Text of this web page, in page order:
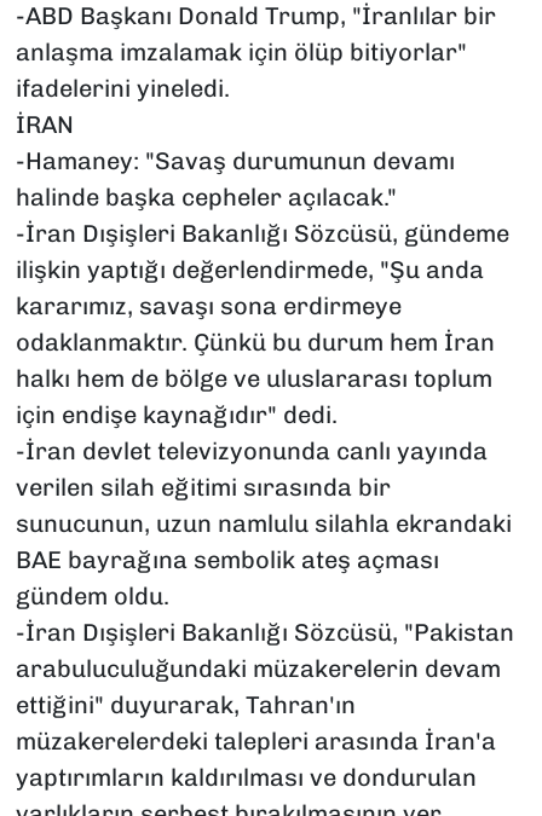
-ABD Başkanı Donald Trump, "İranlılar bir
anlaşma imzalamak için ölüp bitiyorlar"
ifadelerini yineledi.
İRAN
-Hamaney: "Savaş durumunun devamı
halinde başka cepheler açılacak."
-İran Dışişleri Bakanlığı Sözcüsü, gündeme
ilişkin yaptığı değerlendirmede, "Şu anda
kararımız, savaşı sona erdirmeye
odaklanmaktır. Çünkü bu durum hem İran
halkı hem de bölge ve uluslararası toplum
için endişe kaynağıdır" dedi.
-İran devlet televizyonunda canlı yayında
verilen silah eğitimi sırasında bir
sunucunun, uzun namlulu silahla ekrandaki
BAE bayrağına sembolik ateş açması
gündem oldu.
-İran Dışişleri Bakanlığı Sözcüsü, "Pakistan
arabuluculuğundaki müzakerelerin devam
ettiğini" duyurarak, Tahran'ın
müzakerelerdeki talepleri arasında İran'a
yaptırımların kaldırılması ve dondurulan